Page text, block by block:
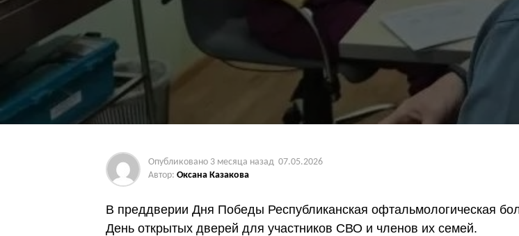
Опубликовано 3 месяца назад 07.05.2026
Автор: Оксана Казакова
В преддверии Дня Победы Республиканская офтальмологическая
День открытых дверей для участников СВО и членов их семей.